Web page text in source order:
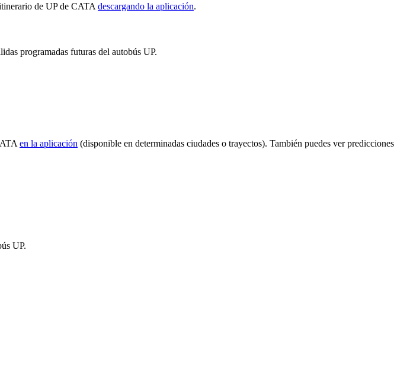
de UP de CATA descargando la aplicación.
programadas futuras del autobús UP.
en la aplicación (disponible en determinadas ciudades o trayectos). También puedes ver predicciones
UP.